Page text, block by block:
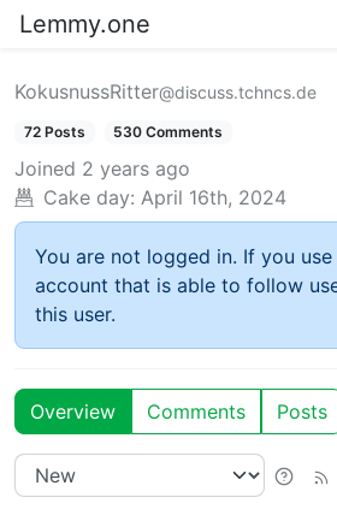
Lemmy.one
KokusnussRitter@discuss.tchncs.de
72 Posts 530 Comments
Joined 2 years ago
Cake day: April 16th, 2024
You are not logged in. If you use
account that is able to follow
this user.
Overview Comments Posts